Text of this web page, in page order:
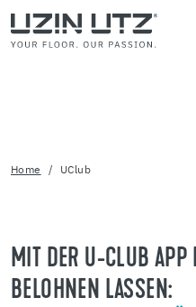
Home UClub
MIT DER U-CLUB APP
BELOHNEN LASSEN: